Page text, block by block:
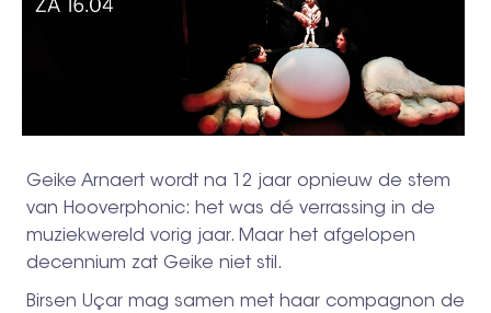
Geike Arnaert wordt na 12 jaar opnieuw de stem
van Hooverphonic: het was dé verrassing in de
muziekwereld vorig jaar. Maar het afgelopen
decennium zat Geike niet stil.
Birsen Uçar mag samen met haar compagnon de